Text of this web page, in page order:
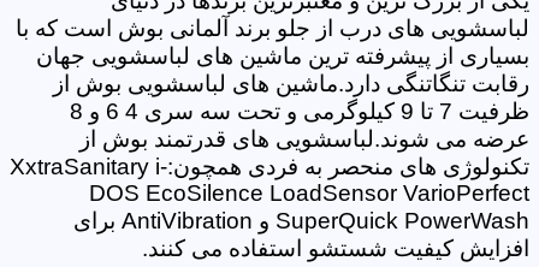
لباسشویی های درب از جلو برند آلمانی بوش است که با
بسیاری از پیشرفته ترین ماشین های لباسشویی جهان
رقابت تنگاتنگی دارد.ماشین های لباسشویی بوش از
ظرفیت 7 تا 9 کیلوگرمی و تحت سه سری 4 6 و 8
عرضه می شوند.لباسشویی های قدرتمند بوش از
تکنولوژی های منحصر به فردی همچون:XxtraSanitary i-
DOS EcoSilence LoadSensor VarioPerfect
SuperQuick PowerWash و AntiVibration برای
افزایش کیفیت شستشو استفاده می کنند.